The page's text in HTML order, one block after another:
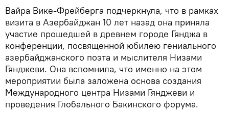
Вайра Вике-Фрейберга подчеркнула, что в рамках
визита в Азербайджан 10 лет назад она приняла
участие прошедшей в древнем городе Гянджа в
конференции, посвященной юбилею гениального
азербайджанского поэта и мыслителя Низами
Гянджеви. Она вспомнила, что именно на этом
мероприятии была заложена основа создания
Международного центра Низами Гянджеви и
проведения Глобального Бакинского форума.